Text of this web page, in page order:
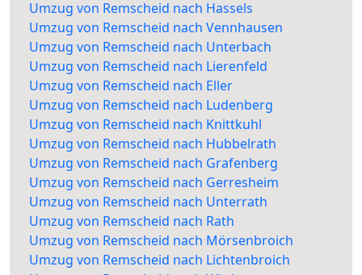
Umzug von Remscheid nach Hassels
Umzug von Remscheid nach Vennhausen
Umzug von Remscheid nach Unterbach
Umzug von Remscheid nach Lierenfeld
Umzug von Remscheid nach Eller
Umzug von Remscheid nach Ludenberg
Umzug von Remscheid nach Knittkuhl
Umzug von Remscheid nach Hubbelrath
Umzug von Remscheid nach Grafenberg
Umzug von Remscheid nach Gerresheim
Umzug von Remscheid nach Unterrath
Umzug von Remscheid nach Rath
Umzug von Remscheid nach Mörsenbroich
Umzug von Remscheid nach Lichtenbroich